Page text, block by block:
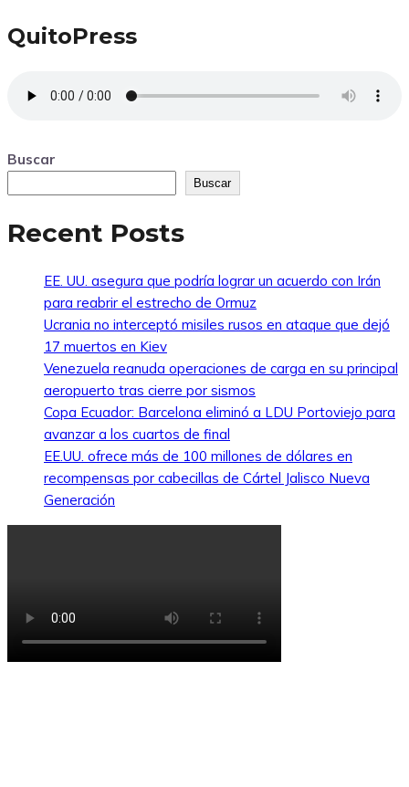
QuitoPress
Buscar
Buscar
Recent Posts
EE. UU. asegura que podría lograr un acuerdo con Irán
para reabrir el estrecho de Ormuz
Ucrania no interceptó misiles rusos en ataque que dejó
17 muertos en Kiev
Venezuela reanuda operaciones de carga en su principal
aeropuerto tras cierre por sismos
Copa Ecuador: Barcelona eliminó a LDU Portoviejo para
avanzar a los cuartos de final
EE.UU. ofrece más de 100 millones de dólares en
recompensas por cabecillas de Cártel Jalisco Nueva
Generación